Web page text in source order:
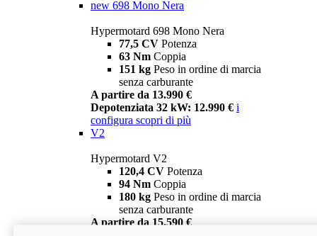
new 698 Mono Nera
Hypermotard 698 Mono Nera
77,5 CV Potenza
63 Nm Coppia
151 kg Peso in ordine di marcia
senza carburante
A partire da 13.990 €
Depotenziata 32 kW: 12.990 € i
configura scopri di più
V2
Hypermotard V2
120,4 CV Potenza
94 Nm Coppia
180 kg Peso in ordine di marcia
senza carburante
A partire da 15.590 €